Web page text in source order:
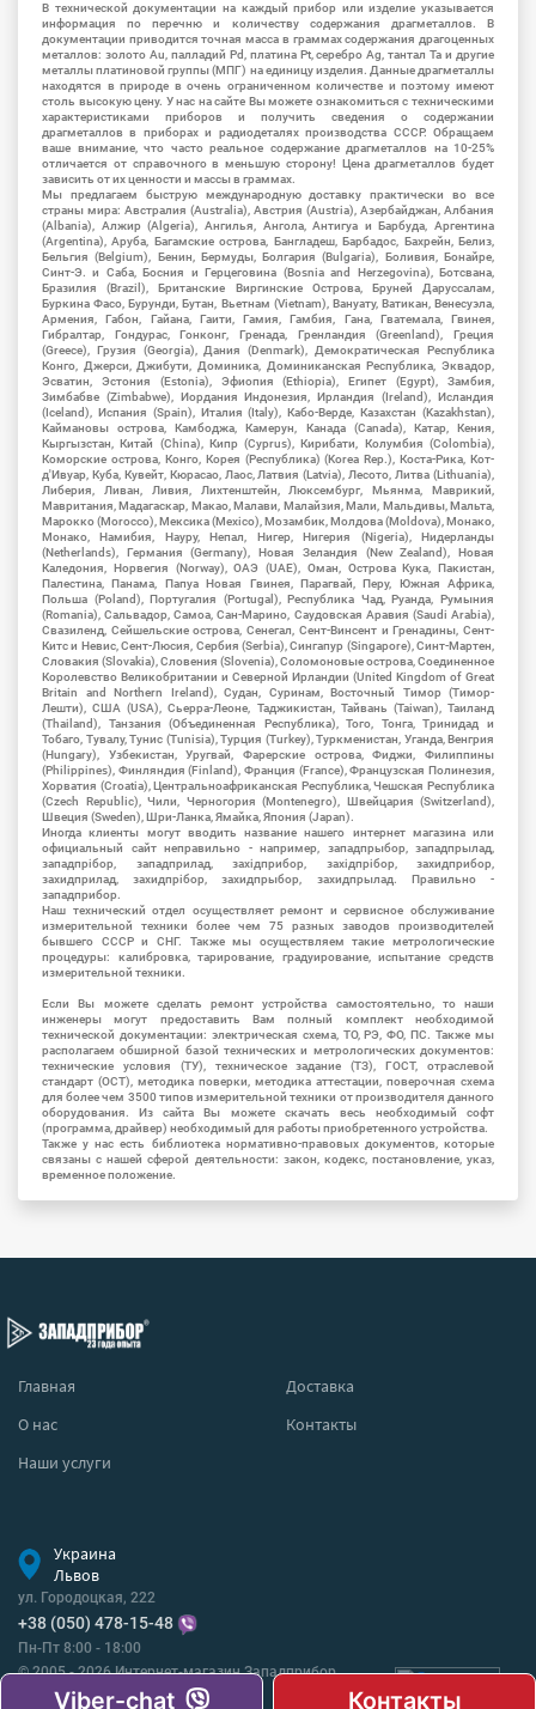
В технической документации на каждый прибор или изделие указывается
информация по перечню и количеству содержания драгметаллов. В
документации приводится точная масса в граммах содержания драгоценных
металлов: золото Au, палладий Pd, платина Pt, серебро Ag, тантал Ta и другие
металлы платиновой группы (МПГ) на единицу изделия. Данные драгметаллы
находятся в природе в очень ограниченном количестве и поэтому имеют
столь высокую цену. У нас на сайте Вы можете ознакомиться с техническими
характеристиками приборов и получить сведения о содержании
драгметаллов в приборах и радиодеталях производства СССР. Обращаем
ваше внимание, что часто реальное содержание драгметаллов на 10-25%
отличается от справочного в меньшую сторону! Цена драгметаллов будет
зависить от их ценности и массы в граммах.
Мы предлагаем быструю международную доставку практически во все
страны мира: Австралия (Australia), Австрия (Austria), Азербайджан, Албания
(Albania), Алжир (Algeria), Ангилья, Ангола, Антигуа и Барбуда, Аргентина
(Argentina), Аруба, Багамские острова, Бангладеш, Барбадос, Бахрейн, Белиз,
Бельгия (Belgium), Бенин, Бермуды, Болгария (Bulgaria), Боливия, Бонайре,
Синт-Э. и Саба, Босния и Герцеговина (Bosnia and Herzegovina), Ботсвана,
Бразилия (Brazil), Британские Виргинские Острова, Бруней Даруссалам,
Буркина Фасо, Бурунди, Бутан, Вьетнам (Vietnam), Вануату, Ватикан, Венесуэла,
Армения, Габон, Гайана, Гаити, Гамия, Гамбия, Гана, Гватемала, Гвинея,
Гибралтар, Гондурас, Гонконг, Гренада, Гренландия (Greenland), Греция
(Greece), Грузия (Georgia), Дания (Denmark), Демократическая Республика
Конго, Джерси, Джибути, Доминика, Доминиканская Республика, Эквадор,
Эсватин, Эстония (Estonia), Эфиопия (Ethiopia), Египет (Egypt), Замбия,
Зимбабве (Zimbabwe), Иордания Индонезия, Ирландия (Ireland), Исландия
(Iceland), Испания (Spain), Италия (Italy), Кабо-Верде, Казахстан (Kazakhstan),
Каймановы острова, Камбоджа, Камерун, Канада (Canada), Катар, Кения,
Кыргызстан, Китай (China), Кипр (Cyprus), Кирибати, Колумбия (Colombia),
Коморские острова, Конго, Корея (Республика) (Korea Rep.), Коста-Рика, Кот-
д'Ивуар, Куба, Кувейт, Кюрасао, Лаос, Латвия (Latvia), Лесото, Литва (Lithuania),
Либерия, Ливан, Ливия, Лихтенштейн, Люксембург, Мьянма, Маврикий,
Мавритания, Мадагаскар, Макао, Малави, Малайзия, Мали, Мальдивы, Мальта,
Марокко (Morocco), Мексика (Mexico), Мозамбик, Молдова (Moldova), Монако,
Монако, Намибия, Науру, Непал, Нигер, Нигерия (Nigeria), Нидерланды
(Netherlands), Германия (Germany), Новая Зеландия (New Zealand), Новая
Каледония, Норвегия (Norway), ОАЭ (UAE), Оман, Острова Кука, Пакистан,
Палестина, Панама, Папуа Новая Гвинея, Парагвай, Перу, Южная Африка,
Польша (Poland), Португалия (Portugal), Республика Чад, Руанда, Румыния
(Romania), Сальвадор, Самоа, Сан-Марино, Саудовская Аравия (Saudi Arabia),
Свазиленд, Сейшельские острова, Сенегал, Сент-Винсент и Гренадины, Сент-
Китс и Невис, Сент-Люсия, Сербия (Serbia), Сингапур (Singapore), Синт-Мартен,
Словакия (Slovakia), Словения (Slovenia), Соломоновые острова, Соединенное
Королевство Великобритании и Северной Ирландии (United Kingdom of Great
Britain and Northern Ireland), Судан, Суринам, Восточный Тимор (Тимор-
Лешти), США (USA), Сьерра-Леоне, Таджикистан, Тайвань (Taiwan), Таиланд
(Thailand), Танзания (Объединенная Республика), Того, Тонга, Тринидад и
Тобаго, Тувалу, Тунис (Tunisia), Турция (Turkey), Туркменистан, Уганда, Венгрия
(Hungary), Узбекистан, Уругвай, Фарерские острова, Фиджи, Филиппины
(Philippines), Финляндия (Finland), Франция (France), Французская Полинезия,
Хорватия (Croatia), Центральноафриканская Республика, Чешская Республика
(Czech Republic), Чили, Черногория (Montenegro), Швейцария (Switzerland),
Швеция (Sweden), Шри-Ланка, Ямайка, Япония (Japan).
Иногда клиенты могут вводить название нашего интернет магазина или
официальный сайт неправильно - например, западпрыбор, западпрылад,
западпрібор, западприлад, західприбор, західпрібор, захидприбор,
захидприлад, захидпрібор, захидпрыбор, захидпрылад. Правильно -
западприбор.
Наш технический отдел осуществляет ремонт и сервисное обслуживание
измерительной техники более чем 75 разных заводов производителей
бывшего СССР и СНГ. Также мы осуществляем такие метрологические
процедуры: калибровка, тарирование, градуирование, испытание средств
измерительной техники.
Если Вы можете сделать ремонт устройства самостоятельно, то наши
инженеры могут предоставить Вам полный комплект необходимой
технической документации: электрическая схема, ТО, РЭ, ФО, ПС. Также мы
располагаем обширной базой технических и метрологических документов:
технические условия (ТУ), техническое задание (ТЗ), ГОСТ, отраслевой
стандарт (ОСТ), методика поверки, методика аттестации, поверочная схема
для более чем 3500 типов измерительной техники от производителя данного
оборудования. Из сайта Вы можете скачать весь необходимый софт
(программа, драйвер) необходимый для работы приобретенного устройства.
Также у нас есть библиотека нормативно-правовых документов, которые
связаны с нашей сферой деятельности: закон, кодекс, постановление, указ,
временное положение.
Главная
Доставка
О нас
Контакты
Наши услуги
Украина
Львов
ул. Городоцкая, 222
+38 (050) 478-15-48
Пн-Пт 8:00 - 18:00
© 2005 - 2026 Интернет-магазин Западприбор
Все права защищены.
Viber-chat Контакты